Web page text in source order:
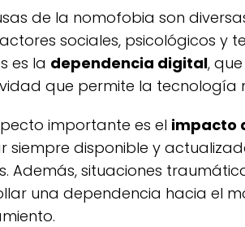
de la nomofobia son
sociales, psicológicos y
es la dependencia digital,
que permite la tecnología
importante es el impacto
siempre disponible y
Además, situaciones
una dependencia hacia el